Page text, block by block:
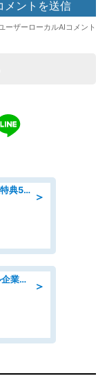
＞
2026年転職応援キャンペーン!入社特典58万円/デンソーで働こう!自動車工場で小型部品の検査業務 denso aichi
＞
9月開始/「土日祝休み」グローバル企業での産業保健のお仕事/保健師/高時給/残業なし/服装自由